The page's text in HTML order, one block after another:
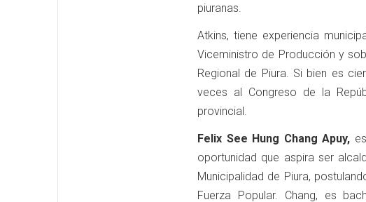
piuranas.
Atkins, tiene experiencia
Viceministro de Producción y
Regional de Piura. Si bien es
veces al Congreso de la
provincial.
Felix See Hung Chang Apuy,
oportunidad que aspira ser
Municipalidad de Piura,
Fuerza Popular. Chang, es